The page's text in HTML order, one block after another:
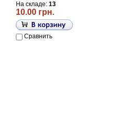
На складе: 13
10.00 грн.
Сравнить